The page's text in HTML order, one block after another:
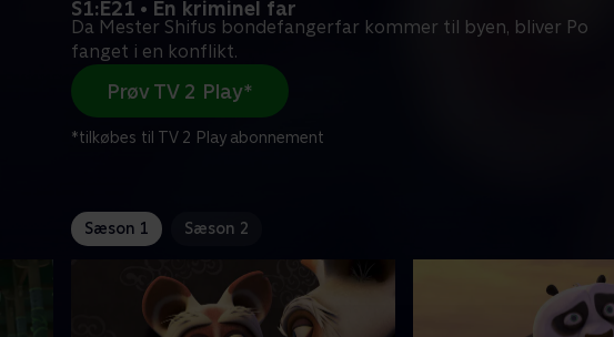
S1:E21 • En kriminel far
Da Mester Shifus bondefangerfar kommer til byen, bliver Po
fanget i en konflikt.
Prøv TV 2 Play*
*tilkøbes til TV 2 Play abonnement
Sæson 1 Sæson 2